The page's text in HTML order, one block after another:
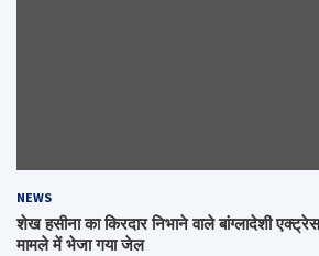
NEWS
शेख हसीना का किरदार निभाने वाले बांग्लादेशी
मामले में भेजा गया जेल